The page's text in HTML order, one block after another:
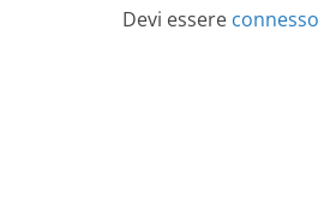
Devi essere connesso